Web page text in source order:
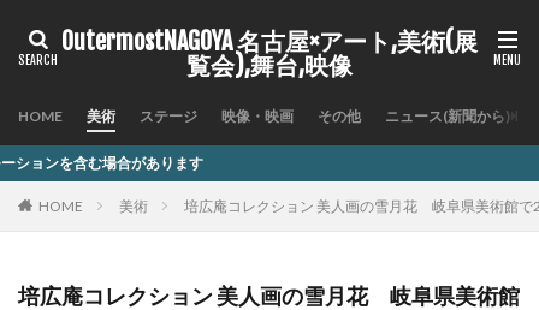
OutermostNAGOYA 名古屋×アート,美術(展
覧会),舞台,映像
HOME 美術 ステージ 映像・映画 その他 ニュース(新聞から)
HOME 美術 培広庵コレクション 美人画の雪月花 岐阜県美術館
培広庵コレクション 美人画の雪月花 岐阜県美術館